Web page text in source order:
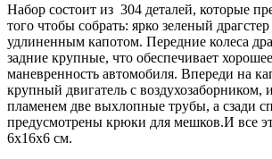
Набор состоит из 304 деталей, которые
того чтобы собрать: ярко зеленый
удлиненным капотом. Передние колеса
задние крупные, что обеспечивает
маневренность автомобиля. Впереди на
крупный двигатель с
пламенем две выхлопные трубы, а сзади
предусмотрены крюки для мешков.И все
6х16х6 см.